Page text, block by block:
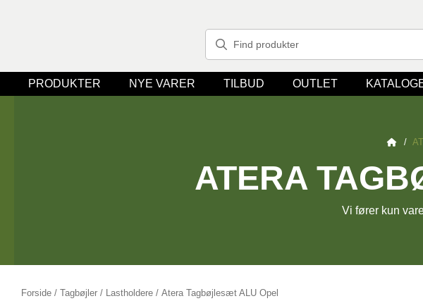
PRODUKTER NYE VARER TILBUD OUTLET
/
ATERA
Vi fører kun
Forside / Tagbøjler / Lastholdere / Atera Tagbøjlesæt ALU Opel